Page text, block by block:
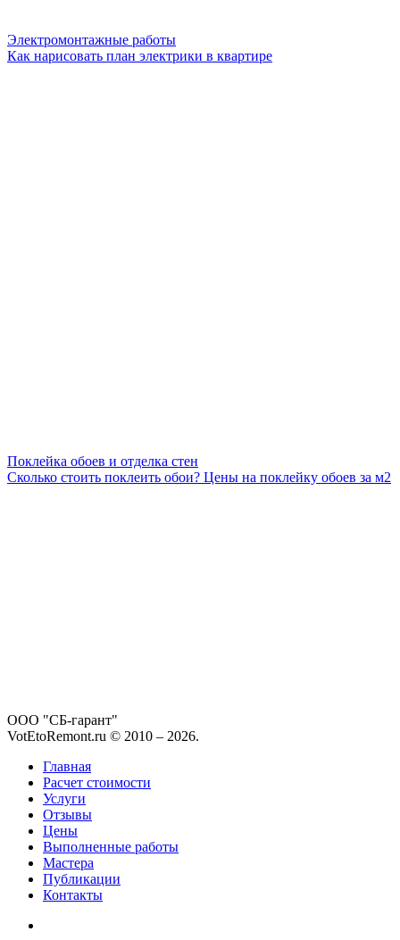
Электромонтажные работы
Как нарисовать план электрики в квартире
Поклейка обоев и отделка стен
Сколько стоить поклеить обои? Цены на поклейку обоев за м2
ООО "СБ-гарант"
VotEtoRemont.ru © 2010 – 2026.
Главная
Расчет стоимости
Услуги
Отзывы
Цены
Выполненные работы
Мастера
Публикации
Контакты